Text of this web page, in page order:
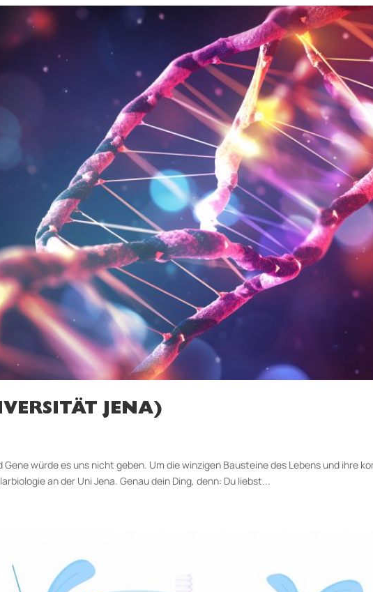
JENA)
Gene würde es uns nicht geben. Um die winzigen Bausteine des Lebens und ihre
an der Uni Jena. Genau dein Ding, denn: Du liebst...